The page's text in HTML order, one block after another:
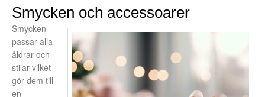
Smycken och accessoarer
Smycken
passar alla
åldrar och
stilar vilket
gör dem till
en